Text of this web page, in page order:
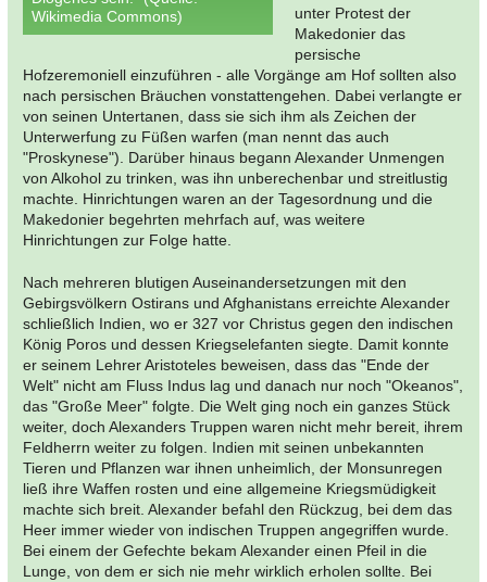
Wikimedia Commons)
unter Protest der
Makedonier das
persische
Hofzeremoniell einzuführen - alle Vorgänge am Hof sollten also
nach persischen Bräuchen vonstattengehen. Dabei verlangte er
von seinen Untertanen, dass sie sich ihm als Zeichen der
Unterwerfung zu Füßen warfen (man nennt das auch
"Proskynese"). Darüber hinaus begann Alexander Unmengen
von Alkohol zu trinken, was ihn unberechenbar und streitlustig
machte. Hinrichtungen waren an der Tagesordnung und die
Makedonier begehrten mehrfach auf, was weitere
Hinrichtungen zur Folge hatte.
Nach mehreren blutigen Auseinandersetzungen mit den
Gebirgsvölkern Ostirans und Afghanistans erreichte Alexander
schließlich Indien, wo er 327 vor Christus gegen den indischen
König Poros und dessen Kriegselefanten siegte. Damit konnte
er seinem Lehrer Aristoteles beweisen, dass das "Ende der
Welt" nicht am Fluss Indus lag und danach nur noch "Okeanos",
das "Große Meer" folgte. Die Welt ging noch ein ganzes Stück
weiter, doch Alexanders Truppen waren nicht mehr bereit, ihrem
Feldherrn weiter zu folgen. Indien mit seinen unbekannten
Tieren und Pflanzen war ihnen unheimlich, der Monsunregen
ließ ihre Waffen rosten und eine allgemeine Kriegsmüdigkeit
machte sich breit. Alexander befahl den Rückzug, bei dem das
Heer immer wieder von indischen Truppen angegriffen wurde.
Bei einem der Gefechte bekam Alexander einen Pfeil in die
Lunge, von dem er sich nie mehr wirklich erholen sollte. Bei